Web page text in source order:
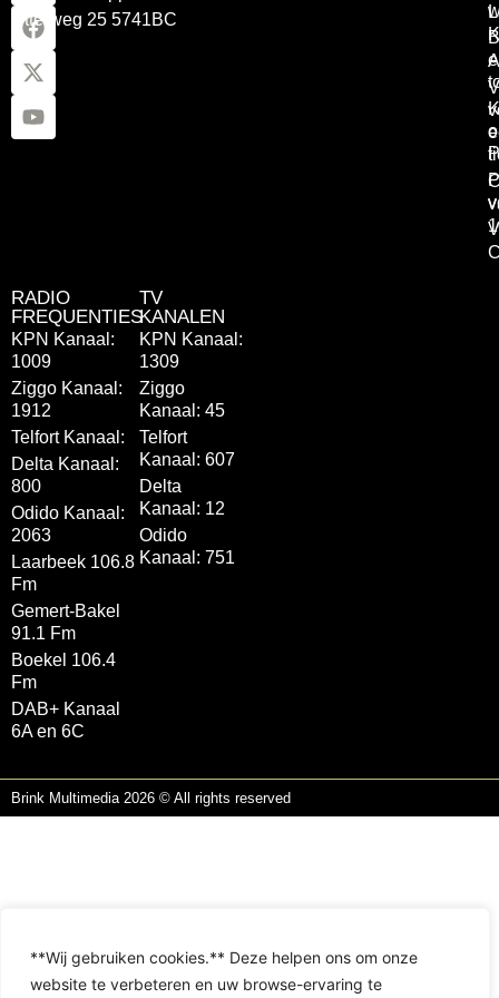
**Wij gebruiken cookies.** Deze helpen ons om onze
website te verbeteren en uw browse-ervaring te
Otterweg 25 5741BC
RADIO
FREQUENTIES
KPN Kanaal:
1009
Ziggo Kanaal:
1912
Telfort Kanaal:
Delta Kanaal:
800
Odido Kanaal:
2063
Laarbeek 106.8
Fm
Gemert-Bakel
91.1 Fm
Boekel 106.4
Fm
DAB+ Kanaal
6A en 6C
TV
KANALEN
KPN Kanaal:
1309
Ziggo
Kanaal: 45
Telfort
Kanaal: 607
Delta
Kanaal: 12
Odido
Kanaal: 751
Brink Multimedia 2026 © All rights reserved